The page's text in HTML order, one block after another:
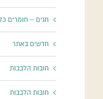
חגים – חומרים
חדשים באתר
חובות הלבבות
חובות הלבבות